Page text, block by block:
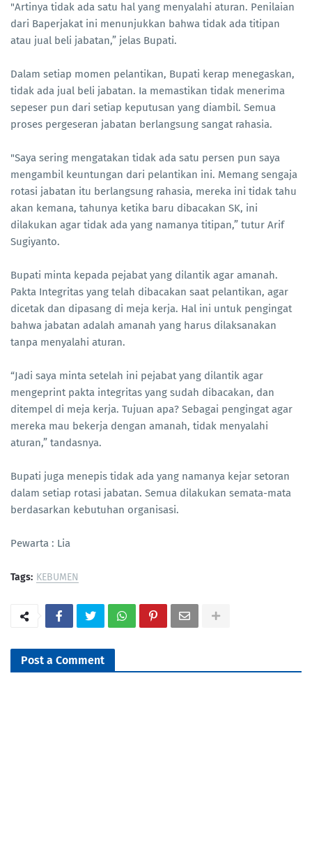
"Artinya tidak ada satu hal yang menyalahi aturan. Penilaian
dari Baperjakat ini menunjukkan bahwa tidak ada titipan
atau jual beli jabatan,” jelas Bupati.
Dalam setiap momen pelantikan, Bupati kerap menegaskan,
tidak ada jual beli jabatan. Ia memastikan tidak menerima
sepeser pun dari setiap keputusan yang diambil. Semua
proses pergeseran jabatan berlangsung sangat rahasia.
"Saya sering mengatakan tidak ada satu persen pun saya
mengambil keuntungan dari pelantikan ini. Memang sengaja
rotasi jabatan itu berlangsung rahasia, mereka ini tidak tahu
akan kemana, tahunya ketika baru dibacakan SK, ini
dilakukan agar tidak ada yang namanya titipan,” tutur Arif
Sugiyanto.
Bupati minta kepada pejabat yang dilantik agar amanah.
Pakta Integritas yang telah dibacakan saat pelantikan, agar
dicetak dan dipasang di meja kerja. Hal ini untuk pengingat
bahwa jabatan adalah amanah yang harus dilaksanakan
tanpa menyalahi aturan.
“Jadi saya minta setelah ini pejabat yang dilantik agar
mengeprint pakta integritas yang sudah dibacakan, dan
ditempel di meja kerja. Tujuan apa? Sebagai pengingat agar
mereka mau bekerja dengan amanah, tidak menyalahi
aturan,” tandasnya.
Bupati juga menepis tidak ada yang namanya kejar setoran
dalam setiap rotasi jabatan. Semua dilakukan semata-mata
berdasarkan kebutuhan organisasi.
Pewarta : Lia
Tags: KEBUMEN
Post a Comment